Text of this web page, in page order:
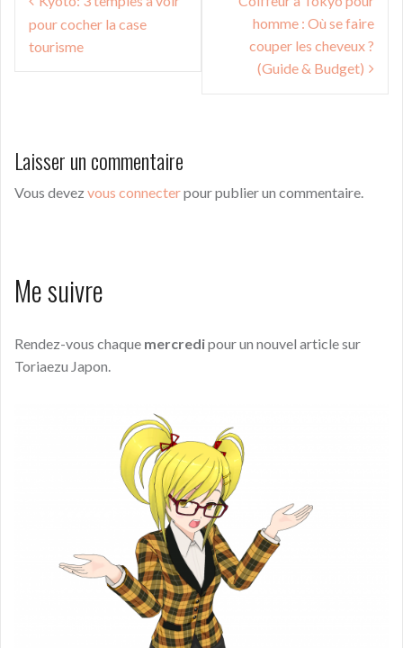
de
l’article
pour cocher la case
tourisme
homme : Où se faire
couper les cheveux ?
(Guide & Budget)
Laisser un commentaire
Vous devez vous connecterpour publier un commentaire.
Me suivre
Rendez-vous chaque mercredipour un nouvel article sur
Toriaezu Japon.